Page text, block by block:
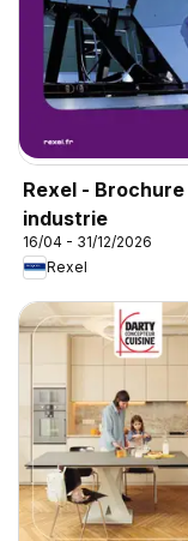
Rexel - Brochure
industrie
16/04 - 31/12/2026
Rexel